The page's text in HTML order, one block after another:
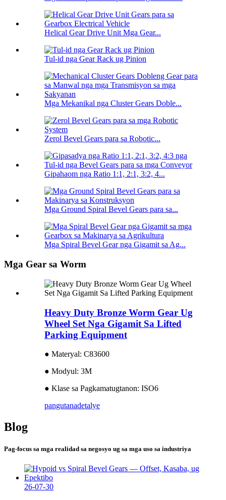
Helical Gear Drive Unit Mga Gear...
Tul-id nga Gear Rack ug Pinion
Mga Mekanikal nga Cluster Gears Doble...
Zerol Bevel Gears para sa Robotic...
Gipahaom nga Ratio 1:1, 2:1, 3:2, 4...
Mga Ground Spiral Bevel Gears para sa...
Mga Spiral Bevel Gear nga Gigamit sa Ag...
Mga Gear sa Worm
Heavy Duty Bronze Worm Gear Ug
Wheel Set Nga Gigamit Sa Lifted
Parking Equipment
● Materyal: C83600
● Modyul: 3M
● Klase sa Pagkamatugtanon: ISO6
pangutanadetalye
Blog
Pag-focus sa mga realidad sa negosyo ug sa mga uso sa industriya
26-07-30